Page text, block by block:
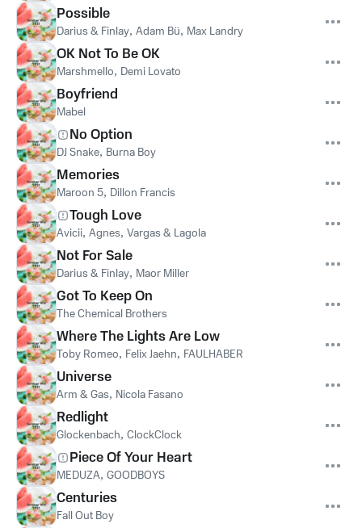
Possible
Darius & Finlay, Adam Bü, Max Landry
OK Not To Be OK
Marshmello, Demi Lovato
Boyfriend
Mabel
No Option
DJ Snake, Burna Boy
Memories
Maroon 5, Dillon Francis
Tough Love
Avicii, Agnes, Vargas & Lagola
Not For Sale
Darius & Finlay, Maor Miller
Got To Keep On
The Chemical Brothers
Where The Lights Are Low
Toby Romeo, Felix Jaehn, FAULHABER
Universe
Arm & Gas, Nicola Fasano
Redlight
Glockenbach, ClockClock
Piece Of Your Heart
MEDUZA, GOODBOYS
Centuries
Fall Out Boy